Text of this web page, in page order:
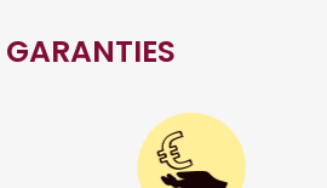
GARANTIES